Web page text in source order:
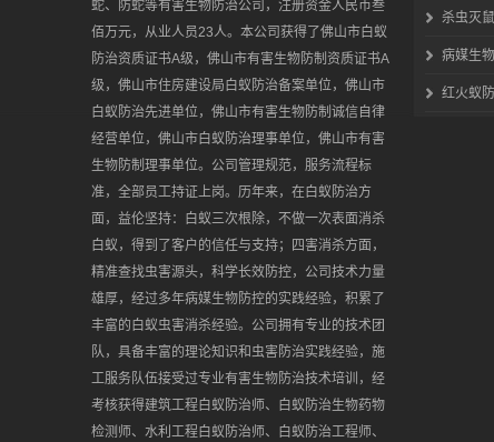
蛇、防蛇等有害生物防治公司，注册资金人民币叁
佰万元，从业人员23人。本公司获得了佛山市白蚁
防治资质证书A级，佛山市有害生物防制资质证书A
级，佛山市住房建设局白蚁防治备案单位，佛山市
白蚁防治先进单位，佛山市有害生物防制诚信自律
经营单位，佛山市白蚁防治理事单位，佛山市有害
生物防制理事单位。公司管理规范，服务流程标
准，全部员工持证上岗。历年来，在白蚁防治方
面，益伦坚持：白蚁三次根除，不做一次表面消杀
白蚁，得到了客户的信任与支持；四害消杀方面，
精准查找虫害源头，科学长效防控，公司技术力量
雄厚，经过多年病媒生物防控的实践经验，积累了
丰富的白蚁虫害消杀经验。公司拥有专业的技术团
队，具备丰富的理论知识和虫害防治实践经验，施
工服务队伍接受过专业有害生物防治技术培训，经
考核获得建筑工程白蚁防治师、白蚁防治生物药物
检测师、水利工程白蚁防治师、白蚁防治工程师、
杀虫灭
病媒生
红火蚁